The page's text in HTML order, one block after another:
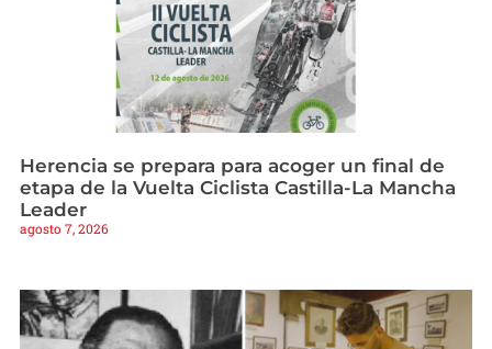
Herencia se prepara para acoger un final de
etapa de la Vuelta Ciclista Castilla-La Mancha
Leader
agosto 7, 2026